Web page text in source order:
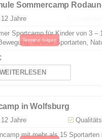
Sommercamp
Jahre
Sportcamp für Kinder von 3 –
diverse Sportarten,
WEITERLESEN
in Wolfsburg
Jahre
mit mehr als 15 Sportarten